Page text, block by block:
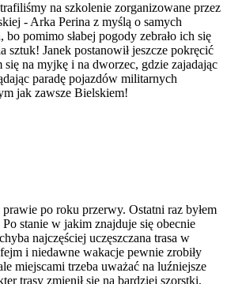
na szkolenie zorganizowane przez
- Arka Perina z myślą o samych
pomimo słabej pogody zebrało ich się
sztuk! Janek postanowił jeszcze pokręcić
się na myjkę i na dworzec, gdzie zajadając
paradę pojazdów militarnych
jak zawsze Bielskiem!
po roku przerwy. Ostatni raz byłem
stanie w jakim znajduje się obecnie
najczęściej uczęszczana trasa w
i niedawne wakacje pewnie zrobiły
miejscami trzeba uważać na luźniejsze
trasy zmienił się na bardziej szorstki,